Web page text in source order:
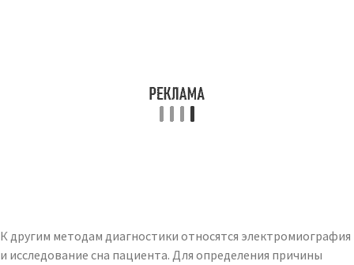
К другим методам диагностики относятся электромиография
и исследование сна пациента. Для определения причины